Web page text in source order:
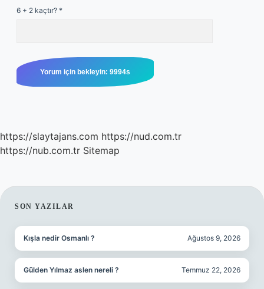
6 + 2 kaçtır? *
https://slaytajans.com https://nud.com.tr
https://nub.com.tr Sitemap
SIDEBAR
SON YAZILAR
Kışla nedir Osmanlı ? Ağustos 9, 2026
Gülden Yılmaz aslen nereli ? Temmuz 22, 2026